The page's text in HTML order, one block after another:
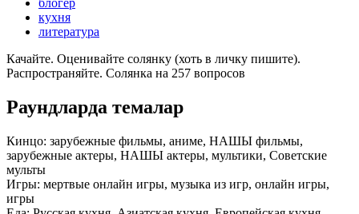
блогер
кухня
литература
Качайте. Оценивайте солянку (хоть в личку пишите).
Распространяйте. Солянка на 257 вопросов
Раундларда темалар
Кинцо: зарубежные фильмы, аниме, НАШЫ фильмы,
зарубежные актеры, НАШЫ актеры, мультики, Советские
мульты
Игры: мертвые онлайн игры, музыка из игр, онлайн игры,
игры